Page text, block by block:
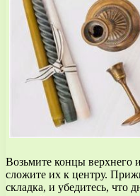
Возьмите концы верхнего
сложите их к центру.
складка, и убедитесь, что